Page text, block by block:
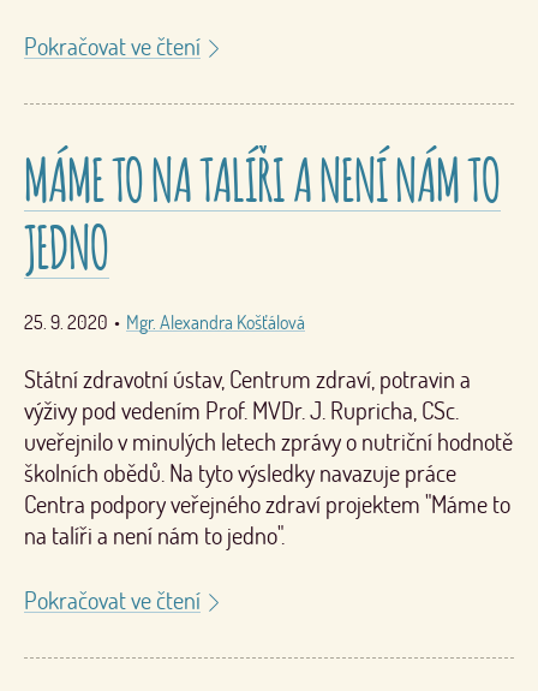
Pokračovat ve čtení
MÁME TO NA TALÍŘI A NENÍ NÁM TO
JEDNO
25. 9. 2020 • Mgr. Alexandra Košťálová
Státní zdravotní ústav, Centrum zdraví, potravin a
výživy pod vedením Prof. MVDr. J. Rupricha, CSc.
uveřejnilo v minulých letech zprávy o nutriční hodnotě
školních obědů. Na tyto výsledky navazuje práce
Centra podpory veřejného zdraví projektem "Máme to
na talíři a není nám to jedno".
Pokračovat ve čtení